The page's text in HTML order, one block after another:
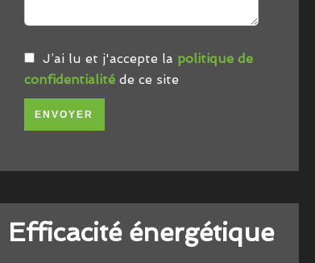
J’ai lu et j'accepte la politique de
confidentialitéde ce site
ENVOYER
Efficacité énergétique